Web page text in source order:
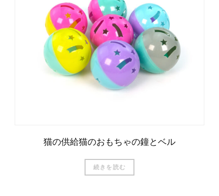
猫の供給猫のおもちゃの鐘とベル
続きを読む
Italiano
Português do Brasil
Magyar
Čeština
العربية